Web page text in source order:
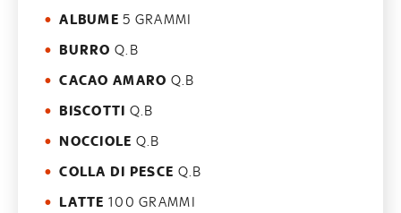
ALBUME 5 GRAMMI
BURRO Q.B
CACAO AMARO Q.B
BISCOTTI Q.B
NOCCIOLE Q.B
COLLA DI PESCE Q.B
LATTE 100 GRAMMI